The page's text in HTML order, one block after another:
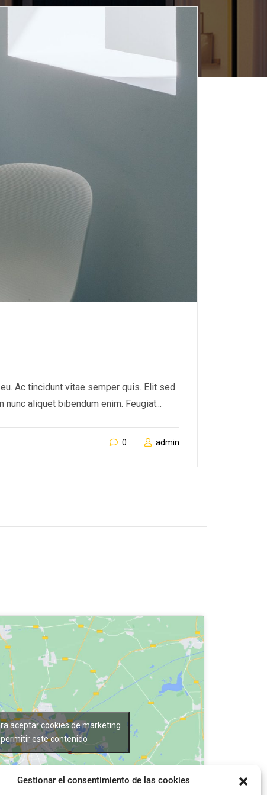
Gestionar el consentimiento de las cookies
Ac tincidunt vitae semper quis. Elit sed
aliquet bibendum enim. Feugiat...
0 admin
aceptar cookies de marketing
este contenido